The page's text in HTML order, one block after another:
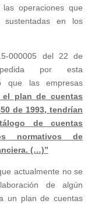
operaciones que
en los
000005 del 22 de
por esta
que las empresas
plan de cuentas
de 1993, tendrían
de cuentas
normativos de
(…)”
actualmente no se
de algún
un plan de cuentas